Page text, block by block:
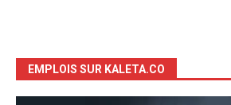
EMPLOIS SUR KALETA.CO